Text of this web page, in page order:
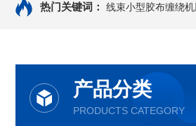
热门关键词： 线束小型胶布缠绕
产品分类
PRODUCTS CATEGORY